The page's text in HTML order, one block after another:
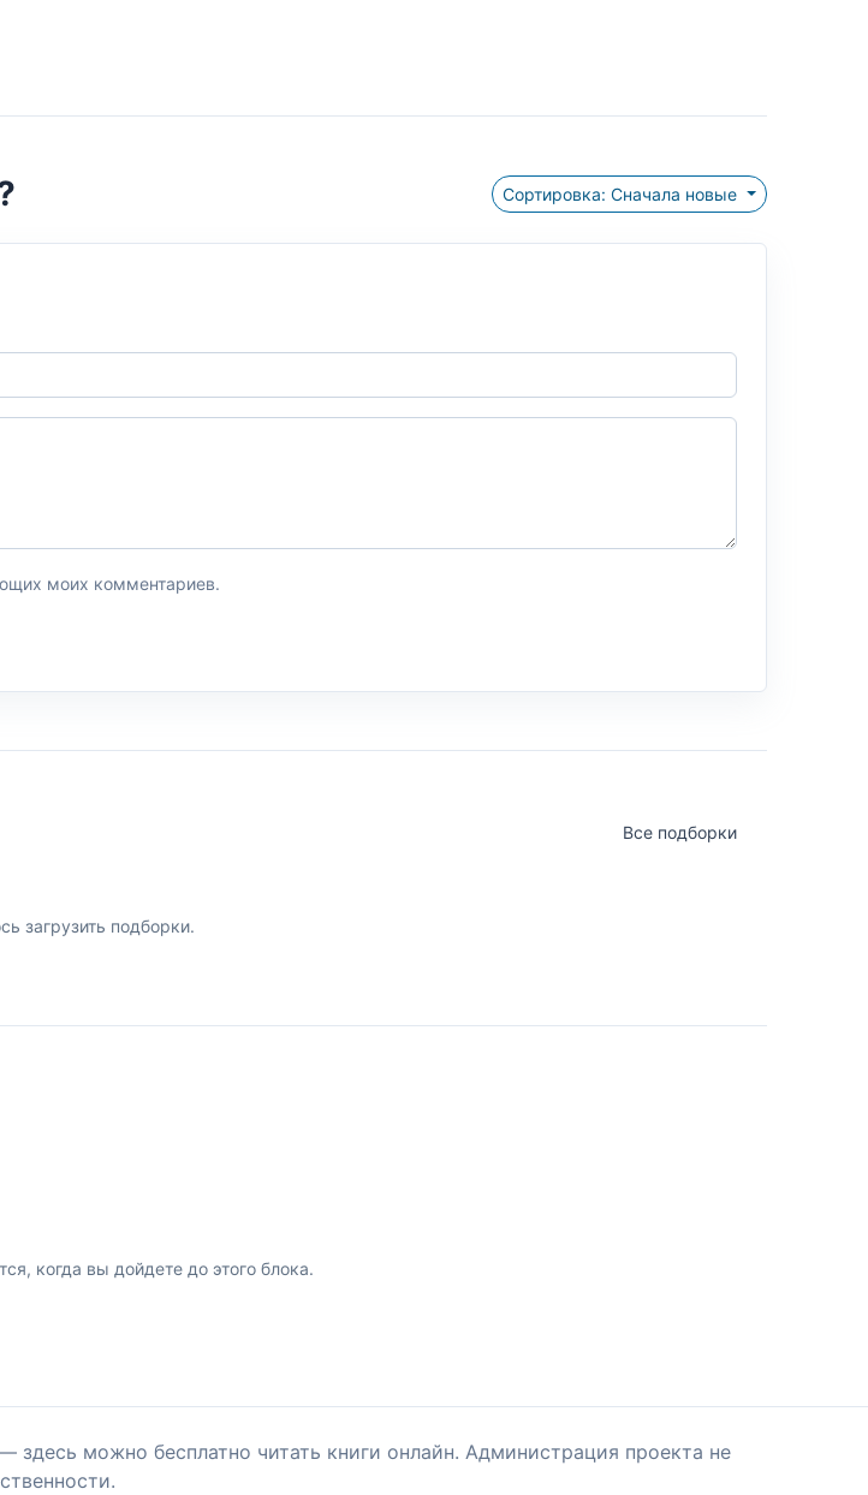
Сортировка: Сначала новые
моих комментариев.
Все подборки
загрузить подборки.
когда вы дойдете до этого блока.
можно бесплатно читать книги онлайн. Администрация проекта не